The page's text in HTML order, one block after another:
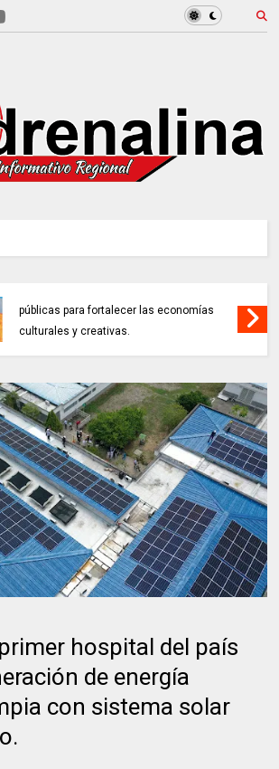
públicas para fortalecer las economías
culturales y creativas.
hospital del país
de energía
con sistema solar